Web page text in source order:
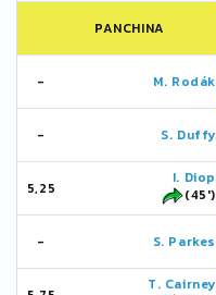
PANCHINA
- M. Rodák
- S. Duffy
5,25
I. Diop
(45')
- S. Parkes
T. Cairney